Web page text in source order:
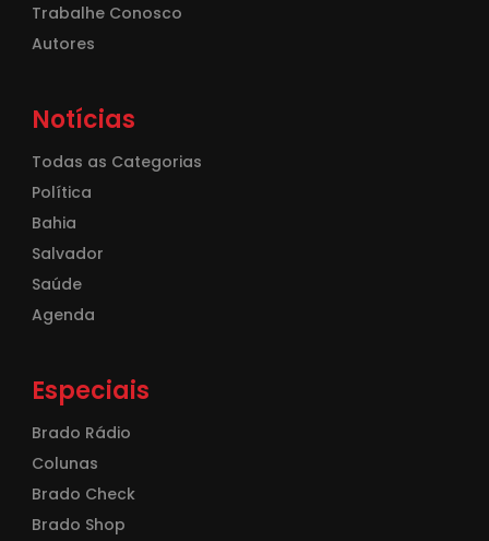
Trabalhe Conosco
Autores
Notícias
Todas as Categorias
Política
Bahia
Salvador
Saúde
Agenda
Especiais
Brado Rádio
Colunas
Brado Check
Brado Shop